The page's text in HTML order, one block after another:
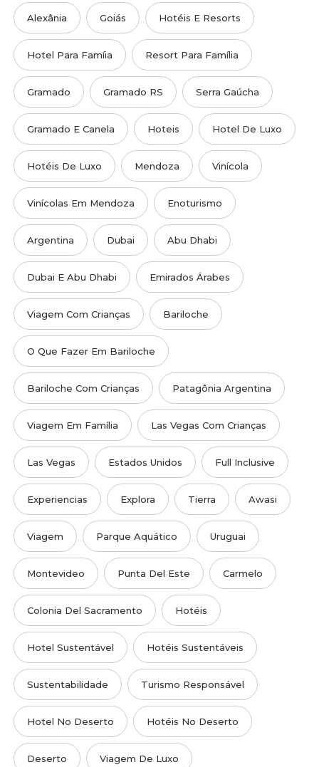
Alexânia Goiás Hotéis E Resorts
Hotel Para Famíia Resort Para Família
Gramado Gramado RS Serra Gaúcha
Gramado E Canela Hoteis Hotel De Luxo
Hotéis De Luxo Mendoza Vinícola
Vinícolas Em Mendoza Enoturismo
Argentina Dubai Abu Dhabi
Dubai E Abu Dhabi Emirados Árabes
Viagem Com Crianças Bariloche
O Que Fazer Em Bariloche
Bariloche Com Crianças Patagônia Argentina
Viagem Em Família Las Vegas Com Crianças
Las Vegas Estados Unidos Full Inclusive
Experiencias Explora Tierra Awasi
Viagem Parque Aquático Uruguai
Montevideo Punta Del Este Carmelo
Colonia Del Sacramento Hotéis
Hotel Sustentável Hotéis Sustentáveis
Sustentabilidade Turismo Responsável
Hotel No Deserto Hotéis No Deserto
Deserto Viagem De Luxo